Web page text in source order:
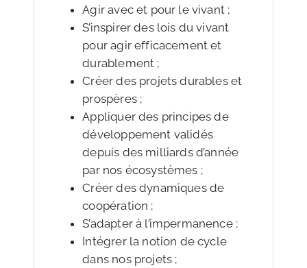
Agir avec et pour le vivant ;
S’inspirer des lois du vivant
pour agir efficacement et
durablement ;
Créer des projets durables et
prospères ;
Appliquer des principes de
développement validés
depuis des milliards d’année
par nos écosystèmes ;
Créer des dynamiques de
coopération ;
S’adapter à l’impermanence ;
Intégrer la notion de cycle
dans nos projets ;